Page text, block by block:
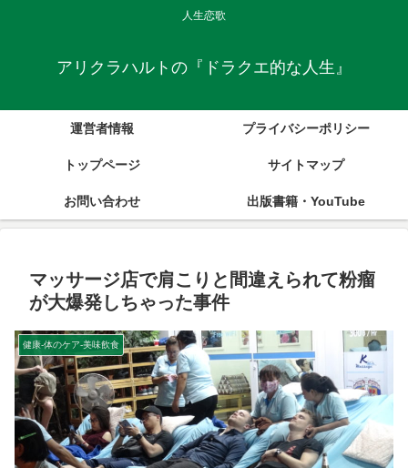
人生恋歌
アリクラハルトの『ドラクエ的な人生』
運営者情報 プライバシーポリシー
トップページ サイトマップ
お問い合わせ 出版書籍・YouTube
マッサージ店で肩こりと間違えられて粉瘤
が大爆発しちゃった事件
健康-体のケア-美味飲食